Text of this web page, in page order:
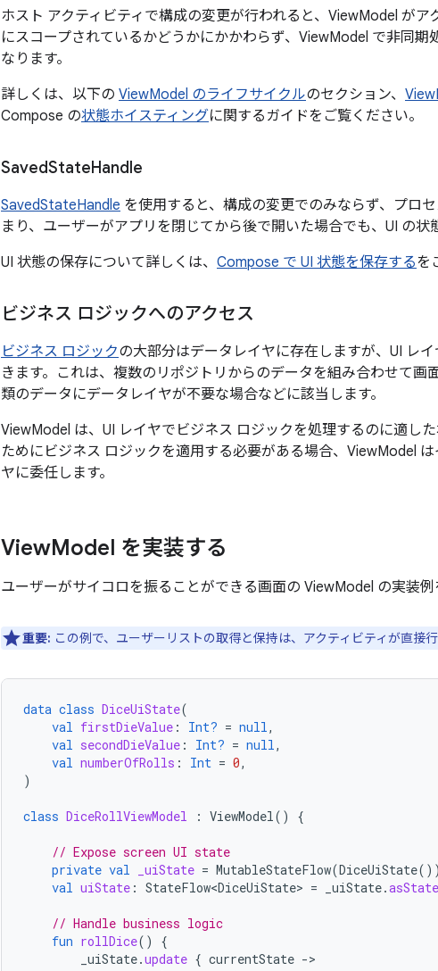
ホスト アクティビティで構成の変更が行われると、ViewModel が
にスコープされているかどうかにかかわらず、ViewModel で非同期
なります。
詳しくは、以下の ViewModel のライフサイクルのセクション、
Compose の状態ホイスティングに関するガイドをご覧ください。
SavedStateHandle
SavedStateHandle を使用すると、構成の変更でのみならず、プロ
まり、ユーザーがアプリを閉じてから後で開いた場合でも、UI の状
UI 状態の保存について詳しくは、 Compose で UI 状態を保存するを
ビジネス ロジックへのアクセス
ビジネス ロジックの大部分はデータレイヤに存在しますが、UI レ
きます。これは、複数のリポジトリからのデータを組み合わせて画
類のデータにデータレイヤが不要な場合などに該当します。
ViewModel は、UI レイヤでビジネス ロジックを処理するのに適し
ためにビジネス ロジックを適用する必要がある場合、ViewModel
ヤに委任します。
ViewModel を実装する
ユーザーがサイコロを振ることができる画面の ViewModel の実装例
重要: この例で、ユーザーリストの取得と保持は、アクティビティが直接
data class DiceUiState(
val firstDieValue : Int? = null,
val secondDieValue : Int? = null,
val numberOfRolls : Int = 0,
)
class DiceRollViewModel : ViewModel() {
// Expose screen UI state
private val _uiState = MutableStateFlow(DiceUiState())
val uiState : StateFlow<DiceUiState> = _uiState.
// Handle business logic
fun rollDice()
{
_uiState.update { currentState -